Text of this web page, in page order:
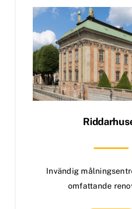
Invändig
omfattande